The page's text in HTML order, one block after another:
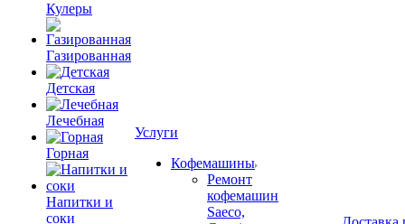
Кулеры
Газированная
Детская
Лечебная
Горная
Напитки и
соки
Услуги
Кофемашины
Ремонт
кофемашин
Saeco,